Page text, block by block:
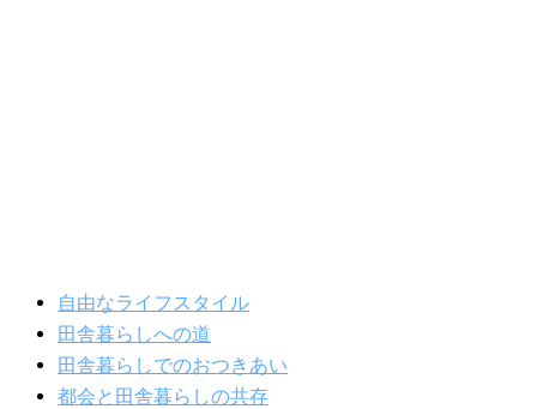
自由なライフスタイル
田舎暮らしへの道
田舎暮らしでのおつきあい
都会と田舎暮らしの共存